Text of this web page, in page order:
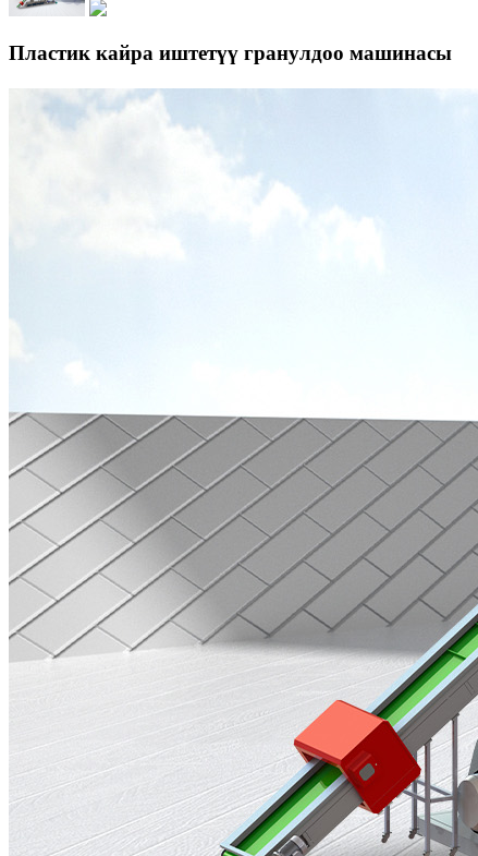
Пластик кайра иштетүү гранулдоо машинасы